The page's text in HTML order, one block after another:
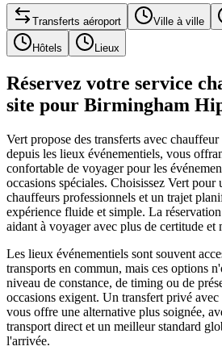
Transferts aéroport Ville à ville
Hôtels Lieux
Réservez votre service
site pour Birmingham
Vert propose des transferts avec chauffeur
depuis les lieux événementiels, vous
confortable de voyager pour les
occasions spéciales. Choisissez Vert
chauffeurs professionnels et un trajet
expérience fluide et simple. La
aidant à voyager avec plus de certitude et
Les lieux événementiels sont souvent
transports en commun, mais ces options
niveau de constance, de timing ou de
occasions exigent. Un transfert privé
vous offre une alternative plus soignée,
transport direct et un meilleur standard
l'arrivée.